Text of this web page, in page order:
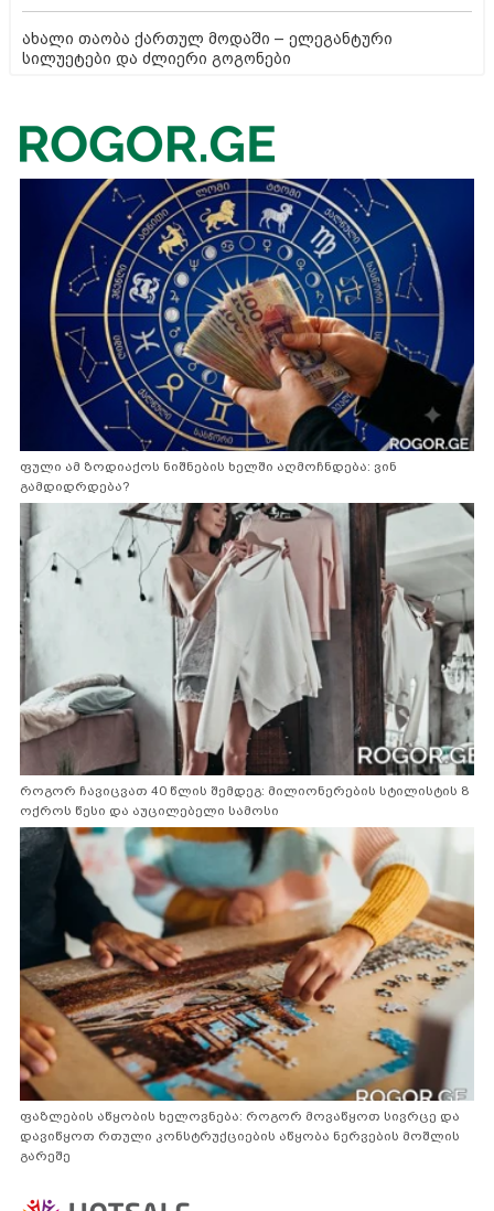
ახალი თაობა ქართულ მოდაში – ელეგანტური
სილუეტები და ძლიერი გოგონები
ფული ამ ზოდიაქოს ნიშნების ხელში აღმოჩნდება: ვინ
გამდიდრდება?
როგორ ჩავიცვათ 40 წლის შემდეგ: მილიონერების სტილისტის 8
ოქროს წესი და აუცილებელი სამოსი
ფაზლების აწყობის ხელოვნება: როგორ მოვაწყოთ სივრცე და
დავიწყოთ რთული კონსტრუქციების აწყობა ნერვების მოშლის
გარეშე